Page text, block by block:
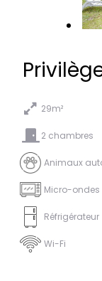
29m²
2 chambres
Animaux
Micro-ondes
Réfrigérateur
Wi-Fi